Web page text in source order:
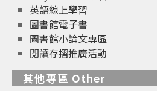
英語線上學習
圖書館電子書
圖書館小論文專區
閱讀存摺推廣活動
其他專區 Other